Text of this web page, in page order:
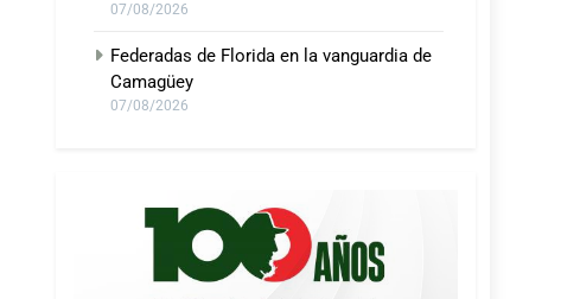
07/08/2026
Federadas de Florida en la vanguardia de
Camagüey
07/08/2026